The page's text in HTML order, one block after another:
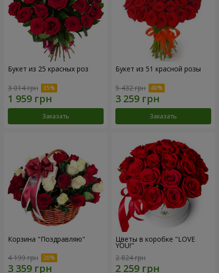
Букет из 25 красных роз
3 014 грн
Заказать
Букет из 51 красной розы
5 432 грн
Заказать
Корзина "Поздравляю"
4 199 грн
Цветы в коробке "LOVE
YOU!"
2 824 грн